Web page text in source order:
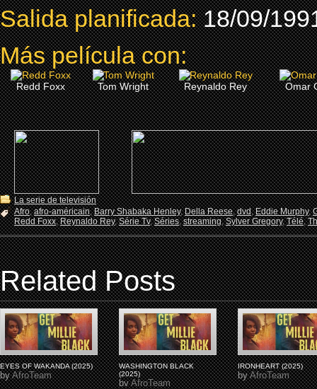
Salida planificada:18/09/
Más película con:
Redd Foxx Tom Wright Reynaldo Rey Omar
La serie de televisión
Afro,afro-américain,Barry Shabaka Henley,Della Reese,dvd,Eddie Murphy,
Redd Foxx,Reynaldo Rey,Série Tv,Séries,streaming,Sylver Gregory,Télé,
Related Posts
EYES OF WAKANDA (2025)
byAfroTeam
WASHINGTON BLACK
(2025)
byAfroTeam
IRONHEART (2025)
byAfroTeam